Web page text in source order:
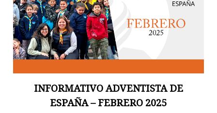
INFORMATIVO ADVENTISTA DE
ESPAÑA – FEBRERO 2025